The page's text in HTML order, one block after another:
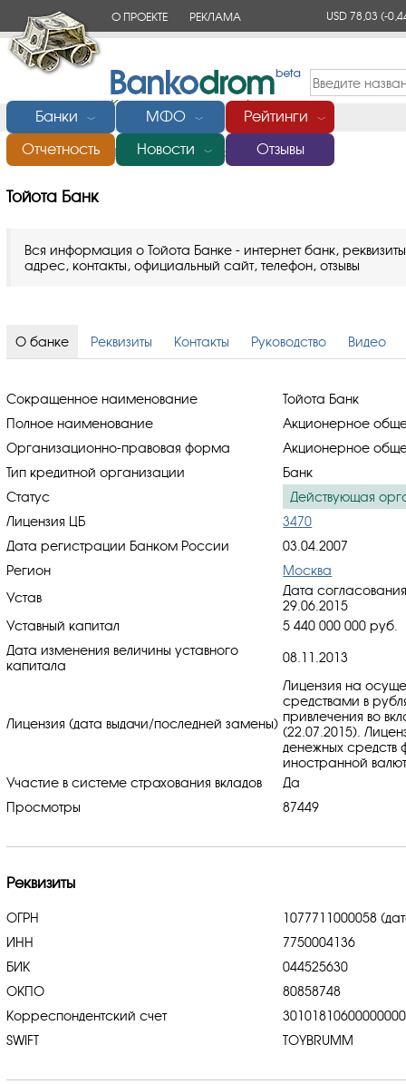
О ПРОЕКТЕ РЕКЛАМА USD 78,03(-
Банки ﹀ МФО ﹀ Рейтинги ﹀
Отчетность Новости ﹀ Отзывы
Главная/Банки России/Тойота Банк
Тойота Банк
Вся информация о Тойота Банке - интернет банк,
адрес, контакты, официальный сайт, телефон, отзывы
О банке Реквизиты Контакты Руководство Видео
Сокращенное наименование
Тойота Банк
Полное наименование
Акционерное
Организационно-правовая форма
Акционерное
Тип кредитной организации
Банк
Статус
Действующая
Лицензия ЦБ
3470
Дата регистрации Банком России
03.04.2007
Регион
Москва
Устав
Дата
29.06.2015
Уставный капитал
5 440 000 000 руб.
Дата изменения величины уставного
капитала
08.11.2013
Лицензия (дата выдачи/последней замены)
Лицензия на
средствами в
привлечения во
(22.07.2015).
денежных средств
иностранной
Участие в системе страхования вкладов
Да
Просмотры
87449
Реквизиты
ОГРН
1077711000058
ИНН
7750004136
БИК
044525630
ОКПО
80858748
Корреспондентский счет
SWIFT
TOYBRUMM